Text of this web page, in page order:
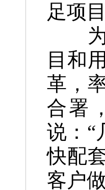
足项
为
目和
革，
合署
说：“
快配
客户